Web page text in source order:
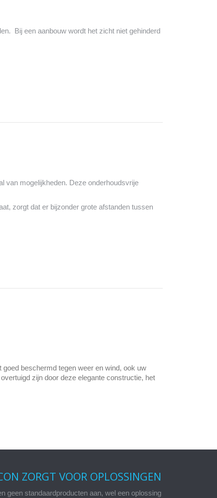
Bij een aanbouw wordt het zicht niet gehinderd
van mogelijkheden. Deze onderhoudsvrije
zorgt dat er bijzonder grote afstanden tussen
beschermd tegen weer en wind, ook uw
zijn door deze elegante constructie, het
ZORGT VOOR OPLOSSINGEN
geen standaardproducten aan, wel een oplossing